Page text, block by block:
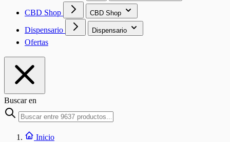
CBD Shop CBD Shop
Dispensario Dispensario
Ofertas
Buscar en
Inicio